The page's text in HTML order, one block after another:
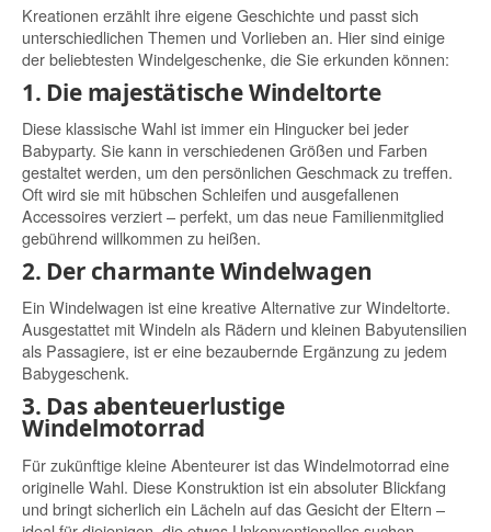
Kreationen erzählt ihre eigene Geschichte und passt sich
unterschiedlichen Themen und Vorlieben an. Hier sind einige
der beliebtesten Windelgeschenke, die Sie erkunden können:
1. Die majestätische Windeltorte
Diese klassische Wahl ist immer ein Hingucker bei jeder
Babyparty. Sie kann in verschiedenen Größen und Farben
gestaltet werden, um den persönlichen Geschmack zu treffen.
Oft wird sie mit hübschen Schleifen und ausgefallenen
Accessoires verziert – perfekt, um das neue Familienmitglied
gebührend willkommen zu heißen.
2. Der charmante Windelwagen
Ein Windelwagen ist eine kreative Alternative zur Windeltorte.
Ausgestattet mit Windeln als Rädern und kleinen Babyutensilien
als Passagiere, ist er eine bezaubernde Ergänzung zu jedem
Babygeschenk.
3. Das abenteuerlustige
Windelmotorrad
Für zukünftige kleine Abenteurer ist das Windelmotorrad eine
originelle Wahl. Diese Konstruktion ist ein absoluter Blickfang
und bringt sicherlich ein Lächeln auf das Gesicht der Eltern –